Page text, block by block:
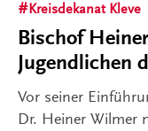
Kreisdekanat Kleve
Bischof
Jugendlichen
Vor seiner
Dr. Heiner Wilmer